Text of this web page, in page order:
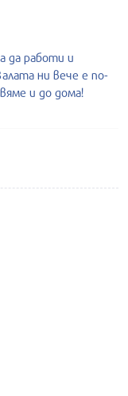
да работи и
ни вече е по-
и до дома!